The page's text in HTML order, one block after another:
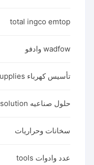
total ingco emtop
wadfow وادفو
تأسيس كهرباء electrical supplies
حلول صناعيه industry solution
سخانات وحراريات
عدد وادوات tools